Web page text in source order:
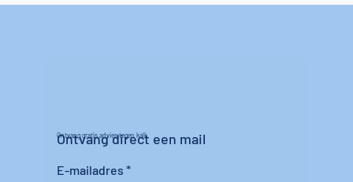
Ontvang gratis advies tegen kalk
Ontvang direct een mail
E-mailadres